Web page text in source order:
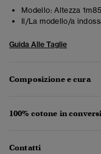
Modello: Altezza
Il/La modello/a
Guida Alle Taglie
Composizione e cura
100% cotone in
Contatti